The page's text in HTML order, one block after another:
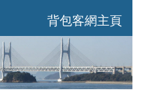
背包客網主頁